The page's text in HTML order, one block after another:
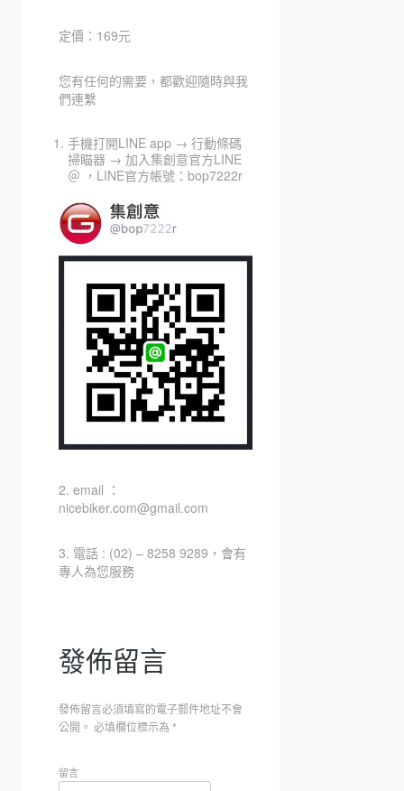
定價：169元
您有任何的需要，都歡迎隨時與我
們連繫
手機打開LINE app → 行動條碼
掃瞄器 → 加入集創意官方LINE
＠ ，LINE官方帳號：bop7222r
2. email ：
nicebiker.com@gmail.com
3. 電話 : (02) – 8258 9289，會有
專人為您服務
發佈留言
發佈留言必須填寫的電子郵件地址不會
公開。 必填欄位標示為 *
留言